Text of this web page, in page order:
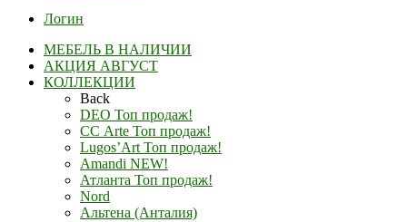
Логин
МЕБЕЛЬ В НАЛИЧИИ
АКЦИЯ АВГУСТ
КОЛЛЕКЦИИ
Back
DEO Топ продаж!
СС Arte Топ продаж!
Lugos’Art Топ продаж!
Amandi NEW!
Атланта Топ продаж!
Nord
Альтена (Анталия)